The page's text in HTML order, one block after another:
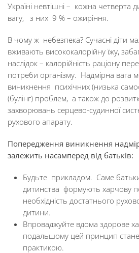
Україні невтішні – кожна четверта
вагу, з них 9 % – ожиріння.
В чому ж небезпека? Сучасні діти
вживають висококалорійну їжу,
наслідок – калорійність раціону
потреби організму. Надмірна вага
виникнення психічних (низька
(булінг) проблем, а також до
захворювань серцево-судинної
рухового апарату.
Попередження виникнення
залежить насамперед від батьків:
Будьте прикладом. Саме
дитинства формують харчову
необхідність достатнього
дитини.
Впроваджуйте вдома здорове
подальшому цей принцип
практикою.